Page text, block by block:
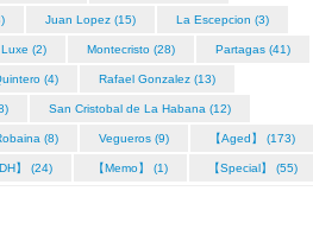
Juan Lopez (15) La Escepcion (3)
(2) Montecristo (28) Partagas (41)
(4) Rafael Gonzalez (13)
San Cristobal de La Habana (12)
(8) Vegueros (9) 【Aged】 (173)
】 (24) 【Memo】 (1) 【Special】 (55)